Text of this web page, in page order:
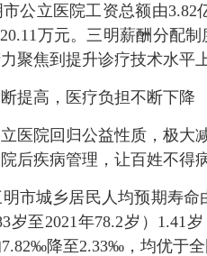
立医院工资总额由3.82
万元。三明薪酬分配
聚焦到提升诊疗技术水平上
高，医疗负担不断下降
院回归公益性质，极大
后疾病管理，让百姓不得
城乡居民人均预期寿命由
岁至2021年78.2岁）1.41
降至2.33‰，均优于